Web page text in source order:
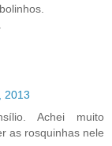
2013
Achei muito
as rosquinhas nele